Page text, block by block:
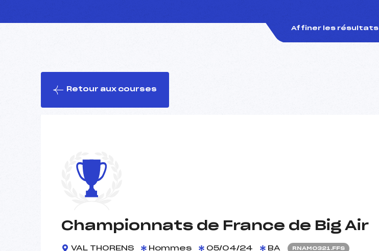
Affiner les résultats
Retour aux courses
Championnats de France de Big Air
VAL THORENS Hommes 05/04/24 BA RNAM0321.FFS